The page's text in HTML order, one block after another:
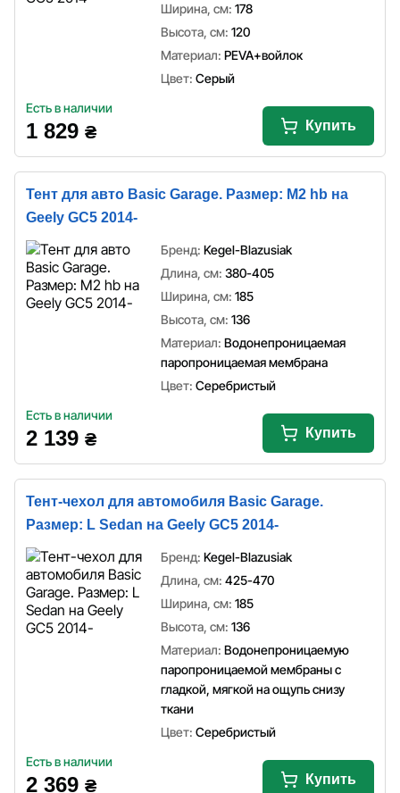
Ширина, см: 178
Высота, см: 120
Материал: PEVA+войлок
Цвет: Серый
Есть в наличии
1 829 ₴ Купить
Тент для авто Basic Garage. Размер: M2 hb на
Geely GC5 2014-
Бренд: Kegel-Blazusiak
Длина, см: 380-405
Ширина, см: 185
Высота, см: 136
Материал: Водонепроницаемая
паропроницаемая мембрана
Цвет: Серебристый
Есть в наличии
2 139 ₴ Купить
Тент-чехол для автомобиля Basic Garage.
Размер: L Sedan на Geely GC5 2014-
Бренд: Kegel-Blazusiak
Длина, см: 425-470
Ширина, см: 185
Высота, см: 136
Материал: Водонепроницаемую
паропроницаемой мембраны с
гладкой, мягкой на ощупь снизу
ткани
Цвет: Серебристый
Есть в наличии
2 369 ₴ Купить